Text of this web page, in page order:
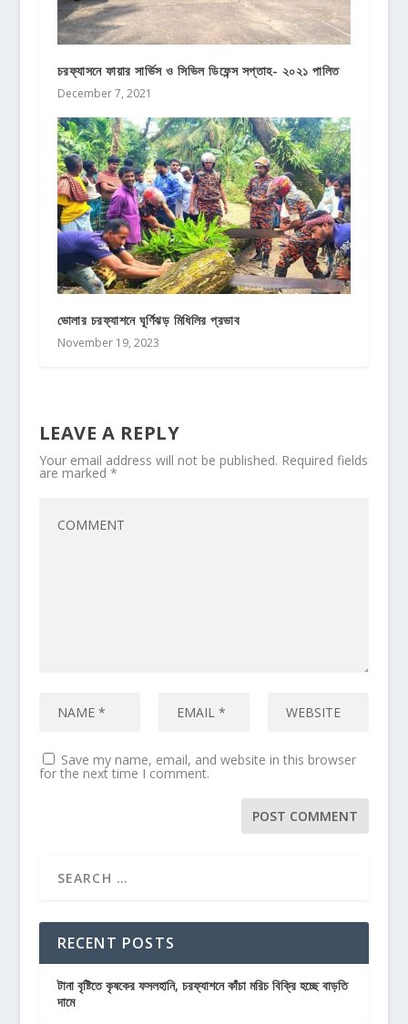
চরফ্যাসনে ফায়ার সার্ভিস ও সিভিল ডিফেন্স সপ্তাহ- ২০২১ পালিত
December 7, 2021
ভোলার চরফ্যাশনে ঘূর্ণিঝড় মিধিলির প্রভাব
November 19, 2023
LEAVE A REPLY
Your email address will not be published. Required fields
are marked *
Save my name, email, and website in this browser
for the next time I comment.
RECENT POSTS
টানা বৃষ্টিতে কৃষকের ফসলহানি, চরফ্যাশনে কাঁচা মরিচ বিক্রি হচ্ছে বাড়তি
দামে